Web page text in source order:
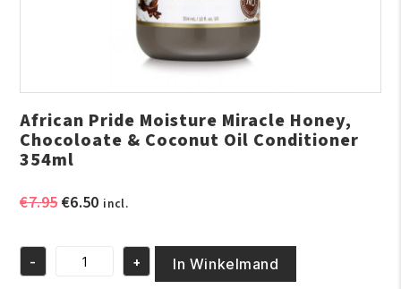
African Pride Moisture Miracle Honey,
Chocoloate & Coconut Oil Conditioner
354ml
€7.95Oorspronkelijke
€7.95.
€6.50Huidige
€6.50.
incl.
African
- + In Winkelmand